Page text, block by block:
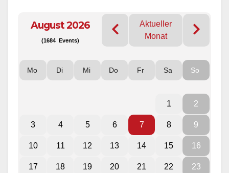
August 2026
(1684 Events)
Aktueller
Monat
Mo Di Mi Do Fr Sa So
1 2
3 4 5 6 7 8 9
10 11 12 13 14 15 16
17 18 19 20 21 22 23